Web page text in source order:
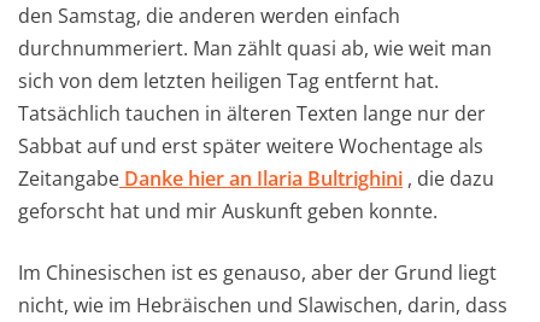
den Samstag, die anderen werden einfach
durchnummeriert. Man zählt quasi ab, wie weit man
sich von dem letzten heiligen Tag entfernt hat.
Tatsächlich tauchen in älteren Texten lange nur der
Sabbat auf und erst später weitere Wochentage als
Zeitangabe Danke hier an Ilaria Bultrighini , die dazu
geforscht hat und mir Auskunft geben konnte.
Im Chinesischen ist es genauso, aber der Grund liegt
nicht, wie im Hebräischen und Slawischen, darin, dass